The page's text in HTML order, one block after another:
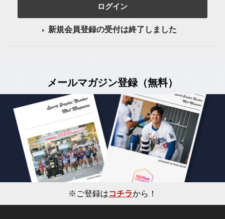
ログイン
新規会員登録の受付は終了しました
メールマガジン登録（無料）
※ご登録はコチラから！